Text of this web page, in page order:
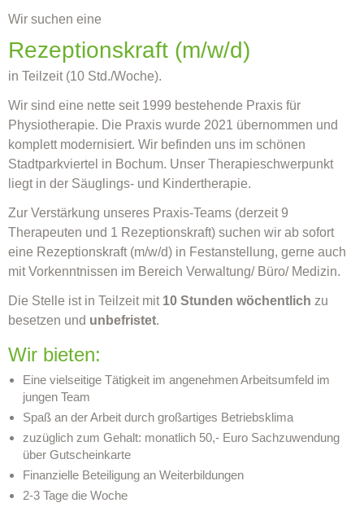
Wir suchen eine
Rezeptionskraft (m/w/d)
in Teilzeit (10 Std./Woche).
Wir sind eine nette seit 1999 bestehende Praxis für
Physiotherapie. Die Praxis wurde 2021 übernommen und
komplett modernisiert. Wir befinden uns im schönen
Stadtparkviertel in Bochum. Unser Therapieschwerpunkt
liegt in der Säuglings- und Kindertherapie.
Zur Verstärkung unseres Praxis-Teams (derzeit 9
Therapeuten und 1 Rezeptionskraft) suchen wir ab sofort
eine Rezeptionskraft (m/w/d) in Festanstellung, gerne auch
mit Vorkenntnissen im Bereich Verwaltung/ Büro/ Medizin.
Die Stelle ist in Teilzeit mit 10 Stunden wöchentlich zu
besetzen und unbefristet.
Wir bieten:
Eine vielseitige Tätigkeit im angenehmen Arbeitsumfeld im
jungen Team
Spaß an der Arbeit durch großartiges Betriebsklima
zuzüglich zum Gehalt: monatlich 50,- Euro Sachzuwendung
über Gutscheinkarte
Finanzielle Beteiligung an Weiterbildungen
2-3 Tage die Woche